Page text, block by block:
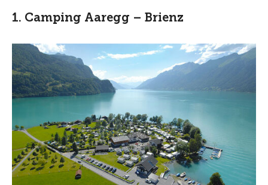
1. Camping Aaregg – Brienz